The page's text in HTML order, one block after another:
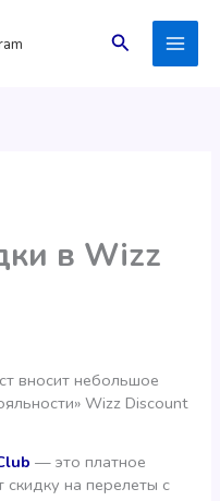
Поиск
в Wizz
вносит небольшое
Wizz Discount
— это платное
на перелеты с